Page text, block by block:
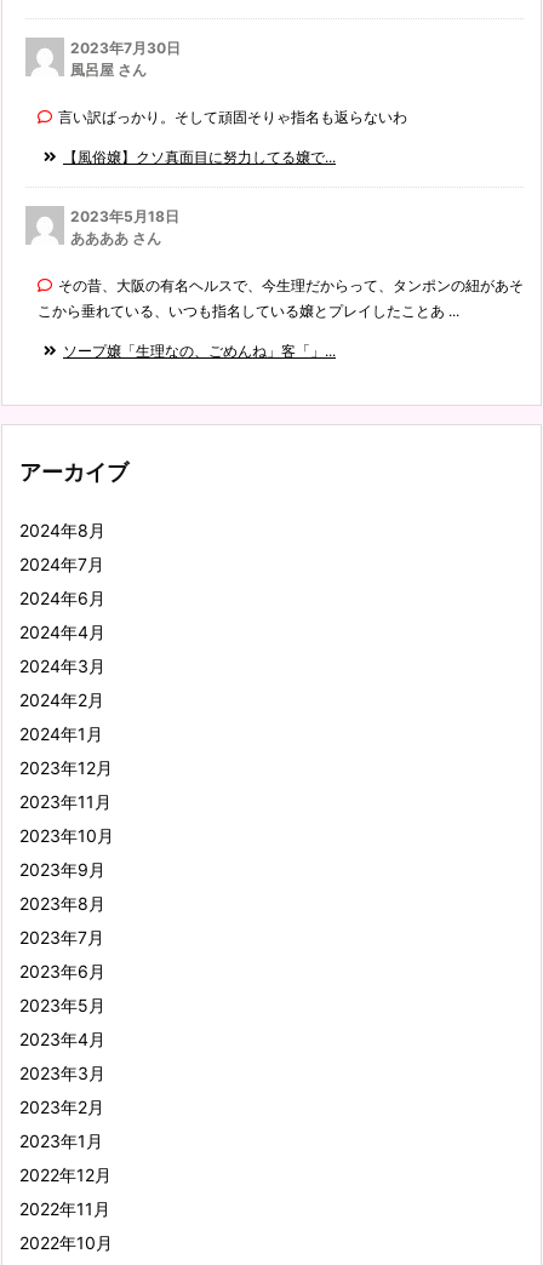
2023年7月30日
風呂屋 さん
言い訳ばっかり。そして頑固そりゃ指名も返らないわ
【風俗嬢】クソ真面目に努力してる嬢で...
2023年5月18日
ああああ さん
その昔、大阪の有名ヘルスで、今生理だからって、タンポンの紐があそ
こから垂れている、いつも指名している嬢とプレイしたことあ ...
ソープ嬢「生理なの、ごめんね」客「」...
アーカイブ
2024年8月
2024年7月
2024年6月
2024年4月
2024年3月
2024年2月
2024年1月
2023年12月
2023年11月
2023年10月
2023年9月
2023年8月
2023年7月
2023年6月
2023年5月
2023年4月
2023年3月
2023年2月
2023年1月
2022年12月
2022年11月
2022年10月